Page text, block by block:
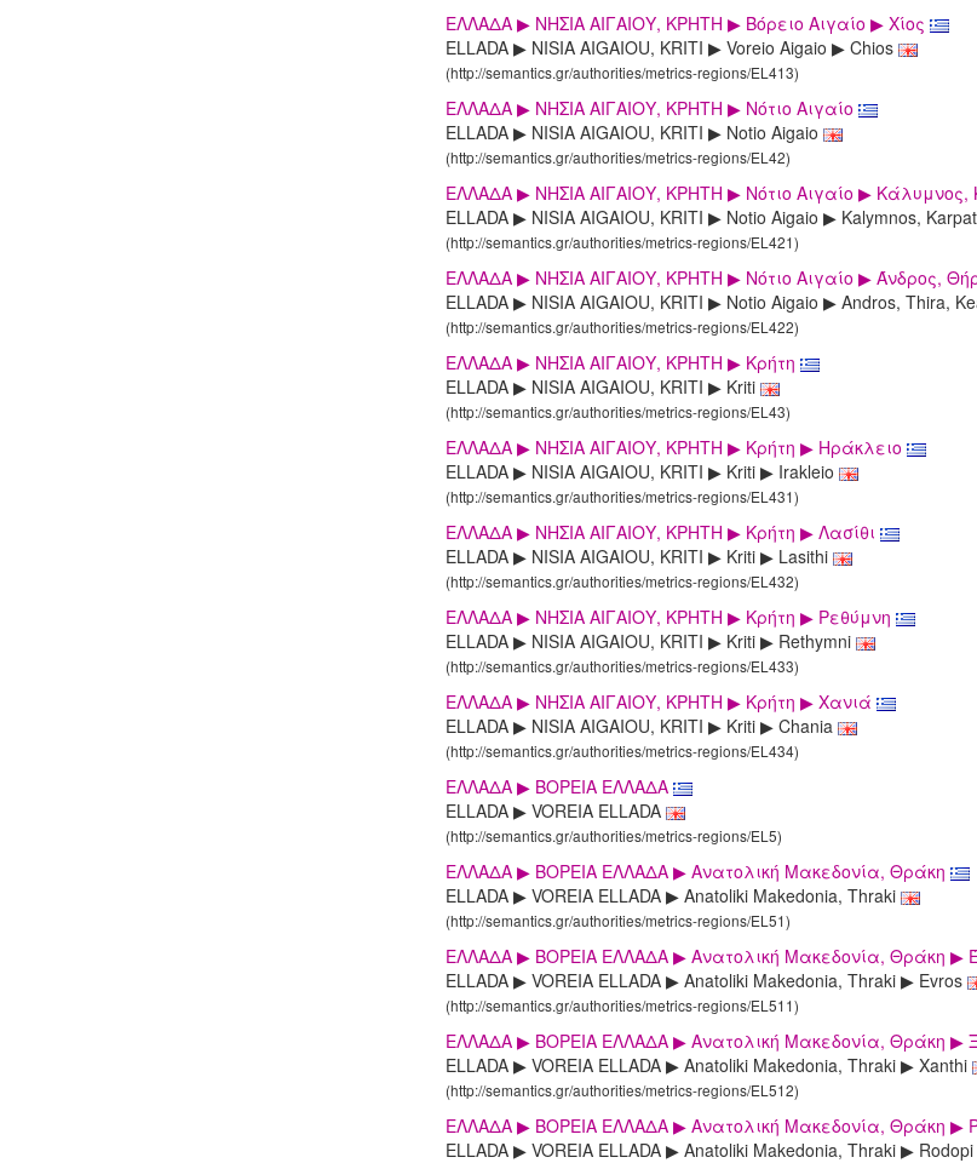
ΕΛΛΑΔΑ ▶ NΗΣΙΑ ΑΙΓΑΙΟΥ, KΡΗΤΗ ▶ Βόρειο Αιγαίο ▶ Χίος
ELLADA ▶ NISIA AIGAIOU, KRITI ▶ Voreio Aigaio ▶ Chios
(http://semantics.gr/authorities/metrics-regions/EL413)
ΕΛΛΑΔΑ ▶ NΗΣΙΑ ΑΙΓΑΙΟΥ, KΡΗΤΗ ▶ Νότιο Αιγαίο
ELLADA ▶ NISIA AIGAIOU, KRITI ▶ Notio Aigaio
(http://semantics.gr/authorities/metrics-regions/EL42)
ΕΛΛΑΔΑ ▶ NΗΣΙΑ ΑΙΓΑΙΟΥ, KΡΗΤΗ ▶ Νότιο Αιγαίο ▶
ELLADA ▶ NISIA AIGAIOU, KRITI ▶ Notio Aigaio ▶ Kalymnos,
(http://semantics.gr/authorities/metrics-regions/EL421)
ΕΛΛΑΔΑ ▶ NΗΣΙΑ ΑΙΓΑΙΟΥ, KΡΗΤΗ ▶ Νότιο Αιγαίο ▶ Άνδρος,
ELLADA ▶ NISIA AIGAIOU, KRITI ▶ Notio Aigaio ▶ Andros, Thira,
(http://semantics.gr/authorities/metrics-regions/EL422)
ΕΛΛΑΔΑ ▶ NΗΣΙΑ ΑΙΓΑΙΟΥ, KΡΗΤΗ ▶ Κρήτη
ELLADA ▶ NISIA AIGAIOU, KRITI ▶ Kriti
(http://semantics.gr/authorities/metrics-regions/EL43)
ΕΛΛΑΔΑ ▶ NΗΣΙΑ ΑΙΓΑΙΟΥ, KΡΗΤΗ ▶ Κρήτη ▶ Ηράκλειο
ELLADA ▶ NISIA AIGAIOU, KRITI ▶ Kriti ▶ Irakleio
(http://semantics.gr/authorities/metrics-regions/EL431)
ΕΛΛΑΔΑ ▶ NΗΣΙΑ ΑΙΓΑΙΟΥ, KΡΗΤΗ ▶ Κρήτη ▶ Λασίθι
ELLADA ▶ NISIA AIGAIOU, KRITI ▶ Kriti ▶ Lasithi
(http://semantics.gr/authorities/metrics-regions/EL432)
ΕΛΛΑΔΑ ▶ NΗΣΙΑ ΑΙΓΑΙΟΥ, KΡΗΤΗ ▶ Κρήτη ▶ Ρεθύμνη
ELLADA ▶ NISIA AIGAIOU, KRITI ▶ Kriti ▶ Rethymni
(http://semantics.gr/authorities/metrics-regions/EL433)
ΕΛΛΑΔΑ ▶ NΗΣΙΑ ΑΙΓΑΙΟΥ, KΡΗΤΗ ▶ Κρήτη ▶ Χανιά
ELLADA ▶ NISIA AIGAIOU, KRITI ▶ Kriti ▶ Chania
(http://semantics.gr/authorities/metrics-regions/EL434)
ΕΛΛΑΔΑ ▶ ΒΟΡΕΙΑ ΕΛΛΑΔΑ
ELLADA ▶ VOREIA ELLADA
(http://semantics.gr/authorities/metrics-regions/EL5)
ΕΛΛΑΔΑ ▶ ΒΟΡΕΙΑ ΕΛΛΑΔΑ ▶ Aνατολική Μακεδονία, Θράκη
ELLADA ▶ VOREIA ELLADA ▶ Anatoliki Makedonia, Thraki
(http://semantics.gr/authorities/metrics-regions/EL51)
ΕΛΛΑΔΑ ▶ ΒΟΡΕΙΑ ΕΛΛΑΔΑ ▶ Aνατολική Μακεδονία, Θράκη ▶
ELLADA ▶ VOREIA ELLADA ▶ Anatoliki Makedonia, Thraki ▶ Evros
(http://semantics.gr/authorities/metrics-regions/EL511)
ΕΛΛΑΔΑ ▶ ΒΟΡΕΙΑ ΕΛΛΑΔΑ ▶ Aνατολική Μακεδονία, Θράκη ▶
ELLADA ▶ VOREIA ELLADA ▶ Anatoliki Makedonia, Thraki ▶ Xanthi
(http://semantics.gr/authorities/metrics-regions/EL512)
ΕΛΛΑΔΑ ▶ ΒΟΡΕΙΑ ΕΛΛΑΔΑ ▶ Aνατολική Μακεδονία, Θράκη ▶
ELLADA ▶ VOREIA ELLADA ▶ Anatoliki Makedonia, Thraki ▶ Rodopi